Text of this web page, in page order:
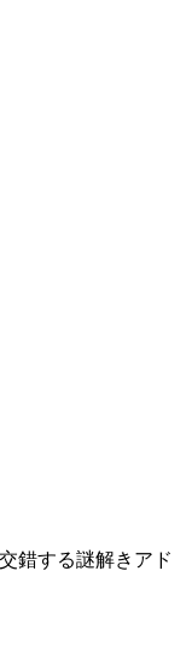
錯する謎解きアド